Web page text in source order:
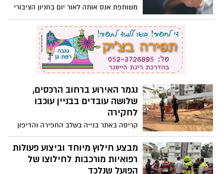
קריסה באתר בנייה בשלב החפירה והדיפון
שלושה עוכבו לחקירה
מבצע חילוץ מיוחד וביצוע פעולות
רפואיות מורכבות לחילוצו של
הפועל שנלכד
אנשי ההצלה והביטחון עדיין בשטח התאונה
ברחוב הרכסים. לפחות שלושה בניינים
סערת אייל גולן מסעירה מחדש
את רמת גן
ועד העובדים של עיריית רמת גן מזמין את
עובדי העירייה להופעה של אייל גולן במחיר
תאונת עבודה באתר בנייה ברחוב
הרכסים ברמת גן, פועל לכוד
במקום. חסימת כבישים באזור